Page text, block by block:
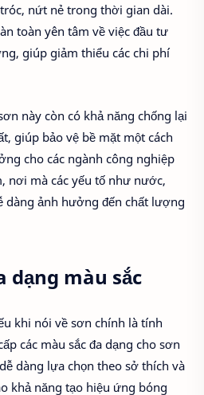
nứt nẻ trong thời gian dài.
toàn yên tâm về việc đầu tư
giúp giảm thiểu các chi phí
này còn có khả năng chống lại
giúp bảo vệ bề mặt một cách
cho các ngành công nghiệp
nơi mà các yếu tố như nước,
dàng ảnh hưởng đến chất lượng
dạng màu sắc
khi nói về sơn chính là tính
các màu sắc đa dạng cho sơn
dàng lựa chọn theo sở thích và
khả năng tạo hiệu ứng bóng